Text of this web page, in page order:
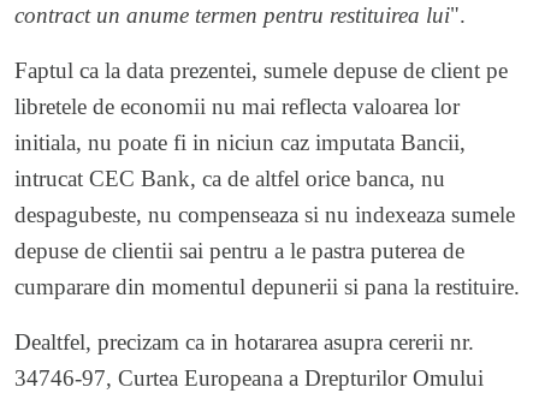
contract un anume termen pentru restituirea lui".
Faptul ca la data prezentei, sumele depuse de client pe
libretele de economii nu mai reflecta valoarea lor
initiala, nu poate fi in niciun caz imputata Bancii,
intrucat CEC Bank, ca de altfel orice banca, nu
despagubeste, nu compenseaza si nu indexeaza sumele
depuse de clientii sai pentru a le pastra puterea de
cumparare din momentul depunerii si pana la restituire.
Dealtfel, precizam ca in hotararea asupra cererii nr.
34746-97, Curtea Europeana a Drepturilor Omului